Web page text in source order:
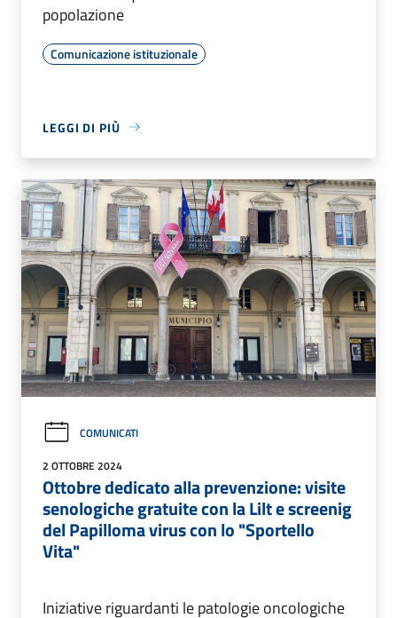
popolazione
Comunicazione istituzionale
LEGGI DI PIÙ
COMUNICATI
2 OTTOBRE 2024
Ottobre dedicato alla prevenzione: visite
senologiche gratuite con la Lilt e screenig
del Papilloma virus con lo "Sportello
Vita"
Iniziative riguardanti le patologie oncologiche